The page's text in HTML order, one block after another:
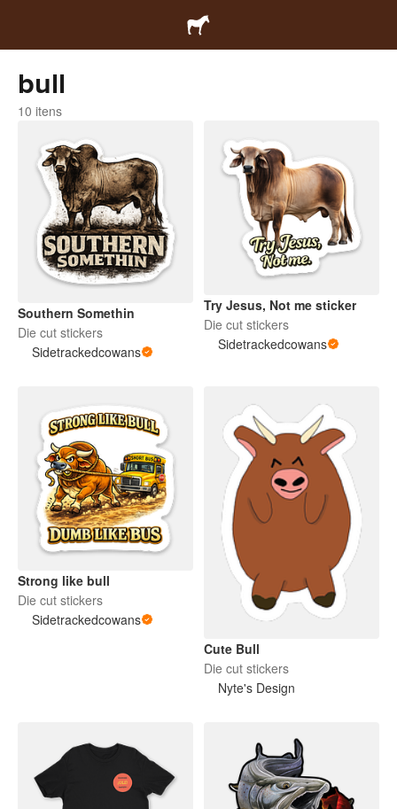
bull
10 itens
Southern Somethin
Die cut stickers
Sidetrackedcowans
Try Jesus, Not me sticker
Die cut stickers
Sidetrackedcowans
Strong like bull
Die cut stickers
Sidetrackedcowans
Cute Bull
Die cut stickers
Nyte's Design